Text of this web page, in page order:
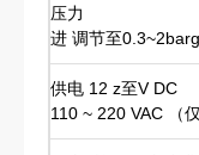
压力
进 调节至
供电 12 z至V DC
110 ~ 220 VAC （